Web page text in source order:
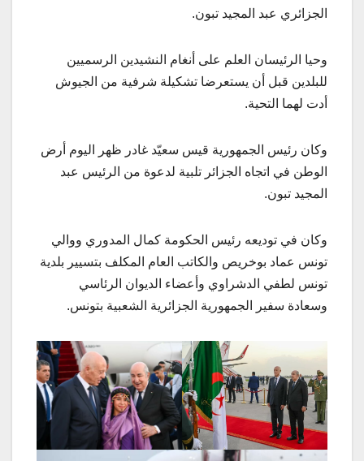
الجزائري عبد المجيد تبون.
وحيا الرئيسان العلم على أنغام النشيدين الرسميين
للبلدين قبل أن يستعرضا تشكيلة شرفية من الجيوش
أدت لهما التحية.
وكان رئيس الجمهورية قيس سعيّد غادر ظهر اليوم أرض
الوطن في اتجاه الجزائر تلبية لدعوة من الرئيس عبد
المجيد تبون.
وكان في توديعه رئيس الحكومة كمال المدوري ووالي
تونس عماد بوخريص والكاتب العام المكلف بتسيير بلدية
تونس لطفي الدشراوي وأعضاء الديوان الرئاسي
وسعادة سفير الجمهورية الجزائرية الشعبية بتونس.